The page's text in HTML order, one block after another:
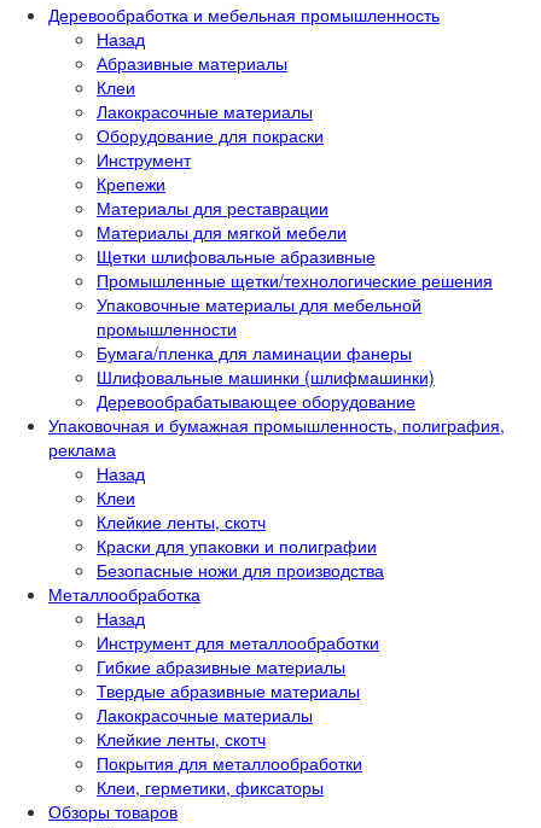
Деревообработка и мебельная промышленность
Назад
Абразивные материалы
Клеи
Лакокрасочные материалы
Оборудование для покраски
Инструмент
Крепежи
Материалы для реставрации
Материалы для мягкой мебели
Щетки шлифовальные абразивные
Промышленные щетки/технологические решения
Упаковочные материалы для мебельной
промышленности
Бумага/пленка для ламинации фанеры
Шлифовальные машинки (шлифмашинки)
Деревообрабатывающее оборудование
Упаковочная и бумажная промышленность, полиграфия,
реклама
Назад
Клеи
Клейкие ленты, скотч
Краски для упаковки и полиграфии
Безопасные ножи для производства
Металлообработка
Назад
Инструмент для металлообработки
Гибкие абразивные материалы
Твердые абразивные материалы
Лакокрасочные материалы
Клейкие ленты, скотч
Покрытия для металлообработки
Клеи, герметики, фиксаторы
Обзоры товаров